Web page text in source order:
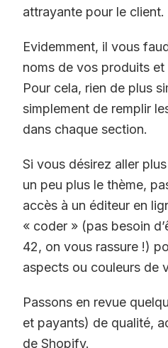
attrayante pour le client.
Evidemment, il vous
noms de vos produits
Pour cela, rien de plus
simplement de remplir
dans chaque section.
Si vous désirez aller
un peu plus le thème,
accès à un éditeur en
« coder » (pas besoin
42, on vous rassure !)
aspects ou couleurs de
Passons en revue
et payants) de qualité,
de Shopify.